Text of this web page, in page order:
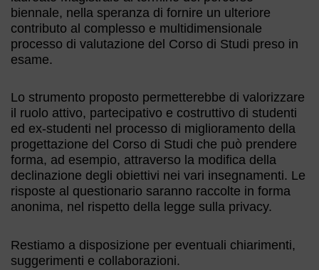
biennale, nella speranza di fornire un ulteriore
contributo al complesso e multidimensionale
processo di valutazione del Corso di Studi preso in
esame.
Lo strumento proposto permetterebbe di valorizzare
il ruolo attivo, partecipativo e costruttivo di studenti
ed ex-studenti nel processo di miglioramento della
progettazione del Corso di Studi che può prendere
forma, ad esempio, attraverso la modifica della
declinazione degli obiettivi nei vari insegnamenti. Le
risposte al questionario saranno raccolte in forma
anonima, nel rispetto della legge sulla privacy.
Restiamo a disposizione per eventuali chiarimenti,
suggerimenti e collaborazioni.